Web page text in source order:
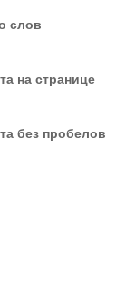
слов
на странице
без пробелов